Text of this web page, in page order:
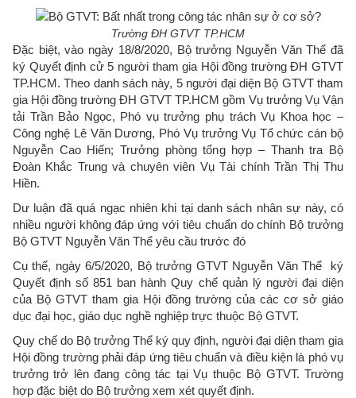
Trường ĐH GTVT TP.HCM
Đặc biệt, vào ngày 18/8/2020, Bộ trưởng Nguyễn Văn Thể đã
ký Quyết định cử 5 người tham gia Hội đồng trường ĐH GTVT
TP.HCM. Theo danh sách này, 5 người đại diện Bộ GTVT tham
gia Hội đồng trường ĐH GTVT TP.HCM gồm Vụ trưởng Vụ Vận
tải Trần Bảo Ngọc, Phó vụ trưởng phụ trách Vụ Khoa học –
Công nghệ Lê Văn Dương, Phó Vụ trưởng Vụ Tổ chức cán bộ
Nguyễn Cao Hiến; Trưởng phòng tổng hợp – Thanh tra Bộ
Đoàn Khắc Trung và chuyên viên Vụ Tài chính Trần Thị Thu
Hiền.
Dư luận đã quá ngạc nhiên khi tại danh sách nhân sự này, có
nhiều người không đáp ứng với tiêu chuẩn do chính Bộ trưởng
Bộ GTVT Nguyễn Văn Thể yêu cầu trước đó
Cụ thể, ngày 6/5/2020, Bộ trưởng GTVT Nguyễn Văn Thể ký
Quyết định số 851 ban hành Quy chế quản lý người đại diện
của Bộ GTVT tham gia Hội đồng trường của các cơ sở giáo
dục đại học, giáo dục nghề nghiệp trực thuộc Bộ GTVT.
Quy chế do Bộ trưởng Thể ký quy định, người đại diện tham gia
Hội đồng trường phải đáp ứng tiêu chuẩn và điều kiện là phó vụ
trưởng trở lên đang công tác tại Vụ thuộc Bộ GTVT. Trường
hợp đặc biệt do Bộ trưởng xem xét quyết định.